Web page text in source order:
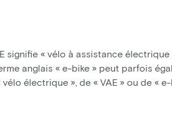
signifie « vélo à assistance
anglais « e-bike » peut parfois
électrique », de « VAE » ou de «